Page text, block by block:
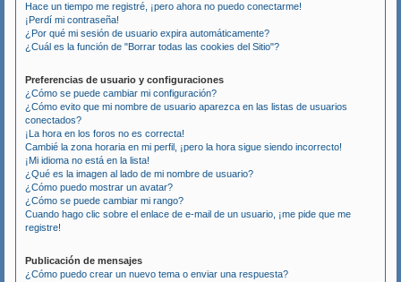
Hace un tiempo me registré, ¡pero ahora no puedo conectarme!
¡Perdí mi contraseña!
¿Por qué mi sesión de usuario expira automáticamente?
¿Cuál es la función de "Borrar todas las cookies del Sitio"?
Preferencias de usuario y configuraciones
¿Cómo se puede cambiar mi configuración?
¿Cómo evito que mi nombre de usuario aparezca en las listas de usuarios
conectados?
¡La hora en los foros no es correcta!
Cambié la zona horaria en mi perfil, ¡pero la hora sigue siendo incorrecto!
¡Mi idioma no está en la lista!
¿Qué es la imagen al lado de mi nombre de usuario?
¿Cómo puedo mostrar un avatar?
¿Cómo se puede cambiar mi rango?
Cuando hago clic sobre el enlace de e-mail de un usuario, ¡me pide que me
registre!
Publicación de mensajes
¿Cómo puedo crear un nuevo tema o enviar una respuesta?